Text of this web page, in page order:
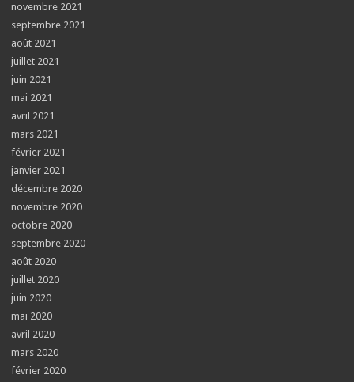
novembre 2021
septembre 2021
août 2021
juillet 2021
juin 2021
mai 2021
avril 2021
mars 2021
février 2021
janvier 2021
décembre 2020
novembre 2020
octobre 2020
septembre 2020
août 2020
juillet 2020
juin 2020
mai 2020
avril 2020
mars 2020
février 2020